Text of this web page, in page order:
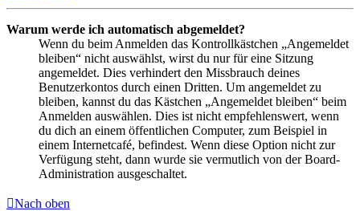
Warum werde ich automatisch abgemeldet?
Wenn du beim Anmelden das Kontrollkästchen „Angemeldet
bleiben“ nicht auswählst, wirst du nur für eine Sitzung
angemeldet. Dies verhindert den Missbrauch deines
Benutzerkontos durch einen Dritten. Um angemeldet zu
bleiben, kannst du das Kästchen „Angemeldet bleiben“ beim
Anmelden auswählen. Dies ist nicht empfehlenswert, wenn
du dich an einem öffentlichen Computer, zum Beispiel in
einem Internetcafé, befindest. Wenn diese Option nicht zur
Verfügung steht, dann wurde sie vermutlich von der Board-
Administration ausgeschaltet.
Nach oben